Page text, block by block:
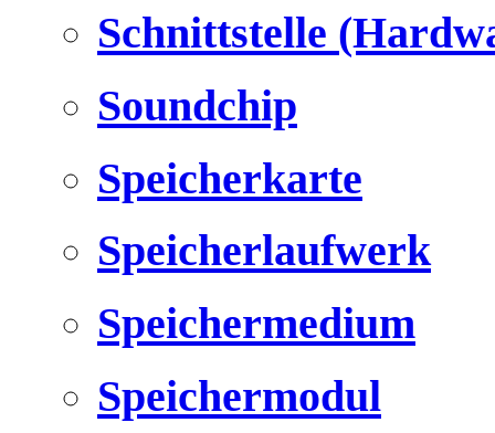
Schnittstelle
Soundchip
Speicherkarte
Speicherlaufwerk
Speichermedium
Speichermodul